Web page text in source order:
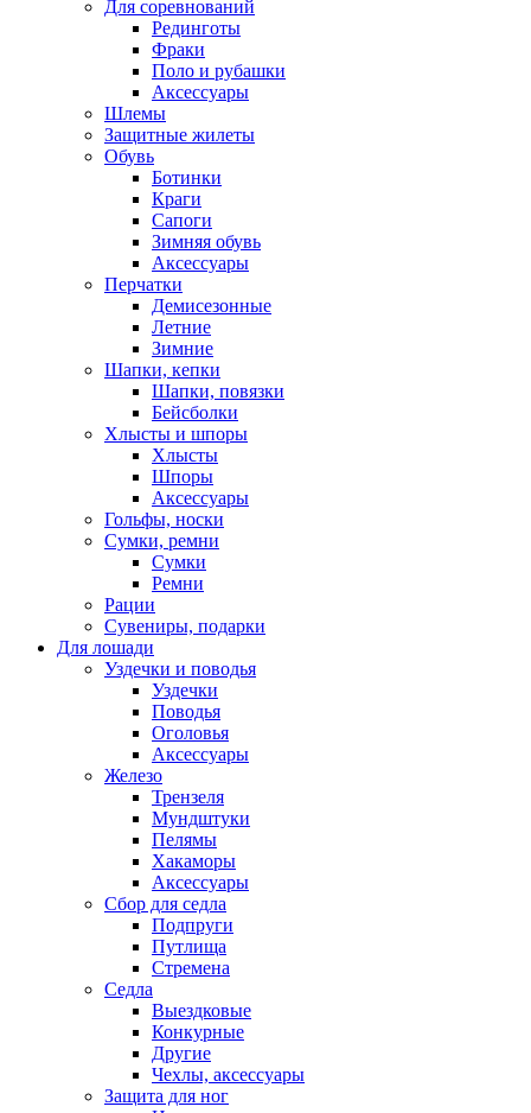
Для соревнований
Рединготы
Фраки
Поло и рубашки
Аксессуары
Шлемы
Защитные жилеты
Обувь
Ботинки
Краги
Сапоги
Зимняя обувь
Аксессуары
Перчатки
Демисезонные
Летние
Зимние
Шапки, кепки
Шапки, повязки
Бейсболки
Хлысты и шпоры
Хлысты
Шпоры
Аксессуары
Гольфы, носки
Сумки, ремни
Сумки
Ремни
Рации
Сувениры, подарки
Для лошади
Уздечки и поводья
Уздечки
Поводья
Оголовья
Аксессуары
Железо
Трензеля
Мундштуки
Пелямы
Хакаморы
Аксессуары
Сбор для седла
Подпруги
Путлища
Стремена
Седла
Выездковые
Конкурные
Другие
Чехлы, аксессуары
Защита для ног